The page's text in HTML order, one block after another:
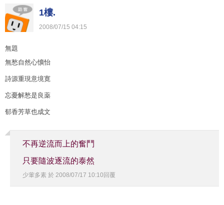
1樓.
2008/07/15 04:15
無題
無愁自然心懭怡
詩源重現意境寛
忘憂解愁是良薬
郁香芳草也成文
不再逆流而上的奮鬥
只要隨波逐流的泰然
少葷多素 於 2008/07/17 10:10 回覆